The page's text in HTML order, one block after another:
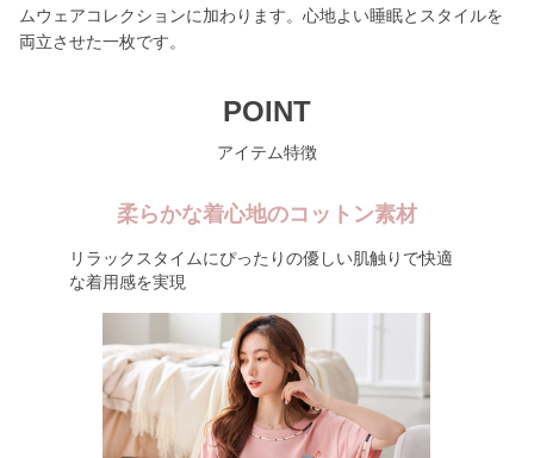
ムウェアコレクションに加わります。心地よい睡眠とスタイルを
両立させた一枚です。
POINT
アイテム特徴
柔らかな着心地のコットン素材
リラックスタイムにぴったりの優しい肌触りで快適
な着用感を実現